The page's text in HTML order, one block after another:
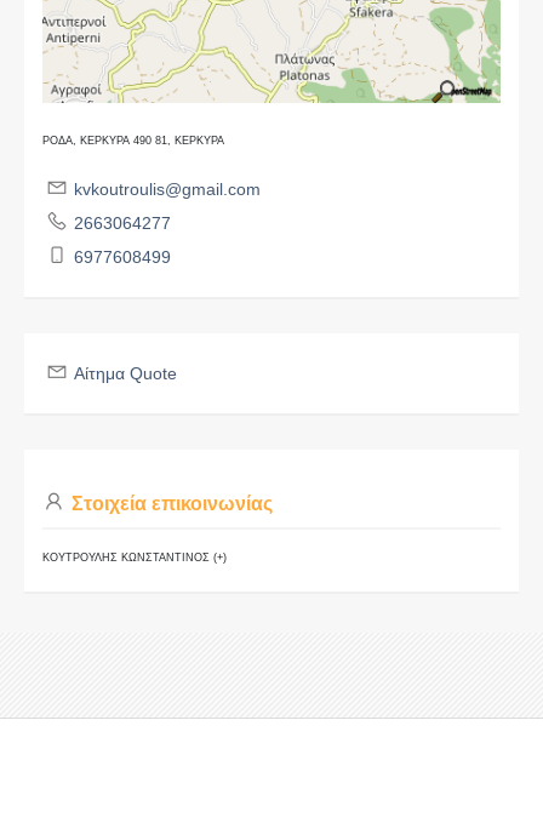
ΡΟΔΑ, ΚΕΡΚΥΡΑ 490 81, ΚΕΡΚΥΡΑ
kvkoutroulis@gmail.com
2663064277
6977608499
Αίτημα Quote
Στοιχεία επικοινωνίας
ΚΟΥΤΡΟΥΛΗΣ ΚΩΝΣΤΑΝΤΙΝΟΣ (+)